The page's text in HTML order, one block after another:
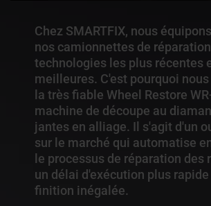
Chez SMARTFIX, nous
nos camionnettes de
technologies les plus récentes
meilleures. C'est pourquoi
la très fiable Wheel Restore
machine de découpe au
jantes en alliage. Il s'agit d'un
sur le marché qui automatise
le processus de réparation des
un délai d'exécution plus rapide
finition inégalée.